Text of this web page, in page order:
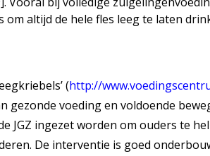
om altijd de hele fles leeg te laten
(​http://
gezonde voeding en voldoende
JGZ ingezet worden om ouders te
De interventie is goed